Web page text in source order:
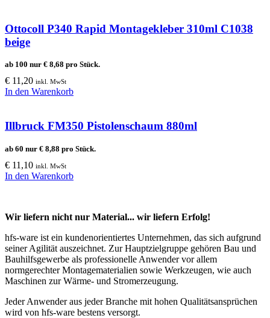
Ottocoll P340 Rapid Montagekleber 310ml C1038
beige
ab 100 nur € 8,68 pro Stück.
€ 11,20 inkl. MwSt
In den Warenkorb
Illbruck FM350 Pistolenschaum 880ml
ab 60 nur € 8,88 pro Stück.
€ 11,10 inkl. MwSt
In den Warenkorb
Wir liefern nicht nur Material... wir liefern Erfolg!
hfs-ware ist ein kundenorientiertes Unternehmen, das sich aufgrund
seiner Agilität auszeichnet. Zur Hauptzielgruppe gehören Bau und
Bauhilfsgewerbe als professionelle Anwender vor allem
normgerechter Montagematerialien sowie Werkzeugen, wie auch
Maschinen zur Wärme- und Stromerzeugung.
Jeder Anwender aus jeder Branche mit hohen Qualitätsansprüchen
wird von hfs-ware bestens versorgt.